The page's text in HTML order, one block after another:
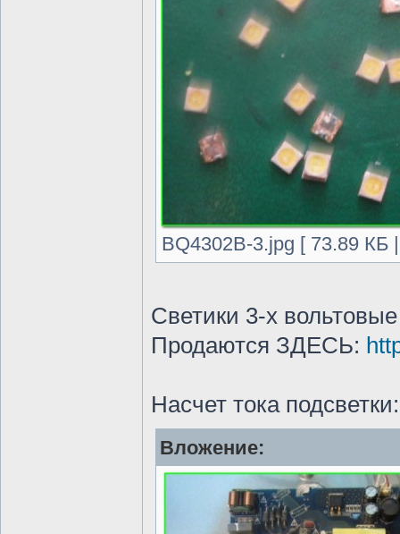
BQ4302B-3.jpg [ 73.89 КБ
Светики 3-х
Продаются ЗДЕСЬ:
Насчет тока
Вложение: